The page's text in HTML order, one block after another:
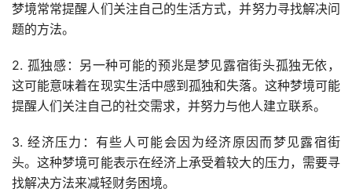
梦境常常提醒人们关注自己的生活方式，并努力寻找解决问
题的方法。
2. 孤独感：另一种可能的预兆是梦见露宿街头孤独无依，
这可能意味着在现实生活中感到孤独和失落。这种梦境可能
提醒人们关注自己的社交需求，并努力与他人建立联系。
3. 经济压力：有些人可能会因为经济原因而梦见露宿街
头。这种梦境可能表示在经济上承受着较大的压力，需要寻
找解决方法来减轻财务困境。